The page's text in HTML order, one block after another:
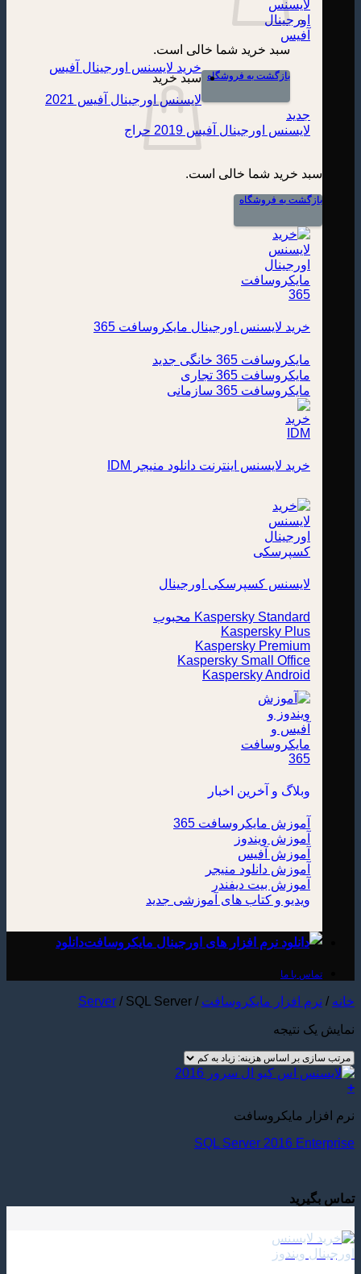
سبد خرید شما خالی است.
بازگشت به فروشگاه سبد خرید
سبد خرید شما خالی است.
بازگشت به فروشگاه
خرید لایسنس اورجینال آفیس
لایسنس اورجینال آفیس 2021
لایسنس اورجینال آفیس 2019
خرید لایسنس اورجینال مایکروسافت 365
مایکروسافت 365 خانگی
مایکروسافت 365 تجاری
مایکروسافت 365 سازمانی
خرید لایسنس اینترنت دانلود منیجر IDM
لایسنس کسپرسکی اورجینال
Kaspersky Standard
Kaspersky Plus
Kaspersky Premium
Kaspersky Small Office
Kaspersky Android
وبلاگ و آخرین اخبار
آموزش مایکروسافت 365
آموزش ویندوز
آموزش آفیس
آموزش دانلود منیجر
آموزش بیت دیفندر
ویدیو و کتاب های آموزشی
دانلود
تماس با ما
خانه / نرم افزار مایکروسافت /
Server / SQL Server
نمایش یک نتیجه
+
نرم افزار مایکروسافت
SQL Server 2016 Enterprise
تماس بگیرید